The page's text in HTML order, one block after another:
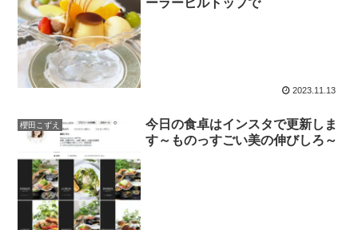
2023.11.13
櫻田こずえ
今日の食卓はインスタで更新しま
す～ものっすごい美の伸びしろ～